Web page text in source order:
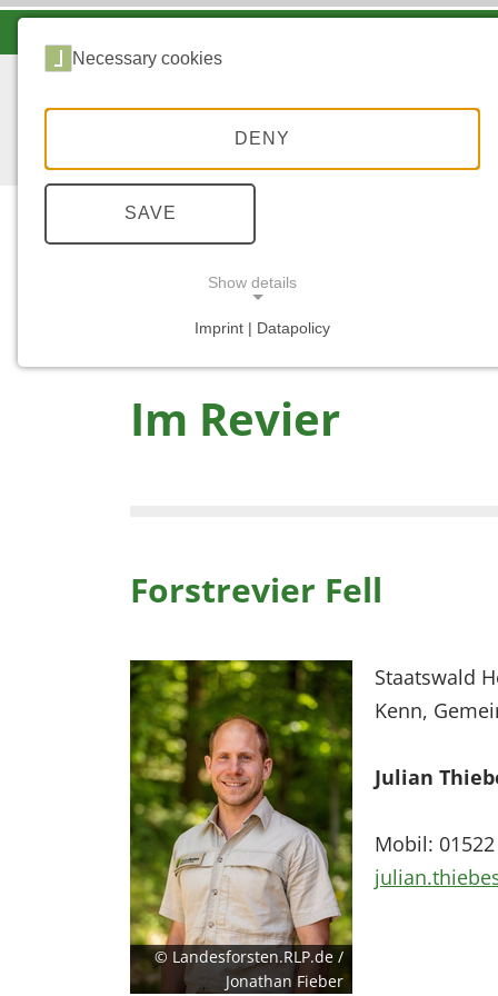
... IN DEN REVIEREN
Im Revier
Forstrevier Fell
© Landesforsten.RLP.de /
Jonathan Fieber
Staatswald
Kenn,
Julian
Mobil:
Necessary cookies
DENY
SAVE
Show details
Imprint | Datapolicy